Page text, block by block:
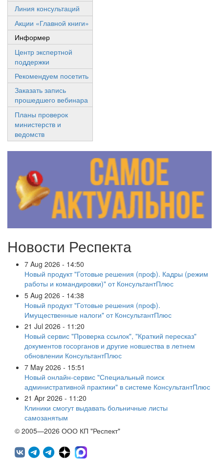
Линия консультаций
Акции «Главной книги»
Информер
Центр экспертной
поддержки
Рекомендуем посетить
Заказать запись
прошедшего вебинара
Планы проверок
министерств и
ведомств
Новости Респекта
7 Aug 2026 - 14:50
Новый продукт "Готовые решения (проф). Кадры (режим
работы и командировки)" от КонсультантПлюс
5 Aug 2026 - 14:38
Новый продукт "Готовые решения (проф).
Имущественные налоги" от КонсультантПлюс
21 Jul 2026 - 11:20
Новый сервис "Проверка ссылок", "Краткий пересказ"
документов госорганов и другие новшества в летнем
обновлении КонсультантПлюс
7 May 2026 - 15:51
Новый онлайн-сервис "Специальный поиск
административной практики" в системе КонсультантПлюс
21 Apr 2026 - 11:20
Клиники смогут выдавать больничные листы
самозанятым
© 2005—2026 ООО КП "Респект"